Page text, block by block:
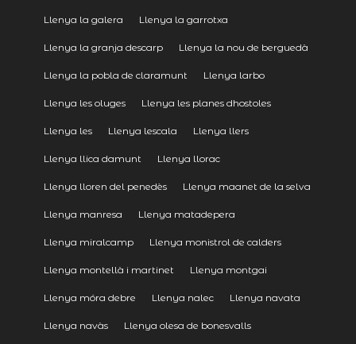
Llenya la galera Llenya la garrotxa
Llenya la granja descarp Llenya la nou de berguedà
Llenya la pobla de claramunt Llenya larbo
Llenya les oluges Llenya les planes dhostoles
Llenya les Llenya lescala Llenya llers
Llenya llica damunt Llenya llorac
Llenya lloren del penedès Llenya maanet de la selva
Llenya manresa Llenya matadepera
Llenya miralcamp Llenya monistrol de calders
Llenya montellà i martinet Llenya montgai
Llenya móra debre Llenya nalec Llenya navata
Llenya navàs Llenya olesa de bonesvalls